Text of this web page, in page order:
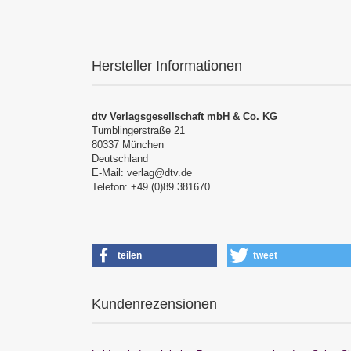
Hersteller Informationen
dtv Verlagsgesellschaft mbH & Co. KG
Tumblingerstraße 21
80337 München
Deutschland
E-Mail: verlag@dtv.de
Telefon: +49 (0)89 381670
teilen tweet
Kundenrezensionen